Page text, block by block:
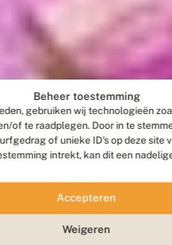
Beheer toestemming
gebruiken wij technologieën
of te raadplegen. Door in te
of unieke ID's op deze site
intrekt, kan dit een
Accepteren
Weigeren